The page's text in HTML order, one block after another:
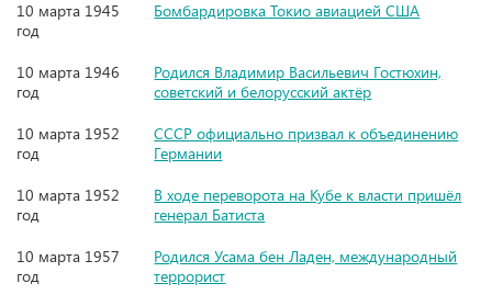
10 марта 1945
год
Бомбардировка Токио авиацией США
10 марта 1946
год
Родился Владимир Васильевич Гостюхин,
советский и белорусский актёр
10 марта 1952
год
СССР официально призвал к объединению
Германии
10 марта 1952
год
В ходе переворота на Кубе к власти пришёл
генерал Батиста
10 марта 1957
год
Родился Усама бен Ладен, международный
террорист